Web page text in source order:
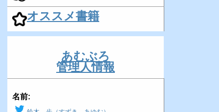
オススメ書籍
あむぶろ
管理人情報
名前: